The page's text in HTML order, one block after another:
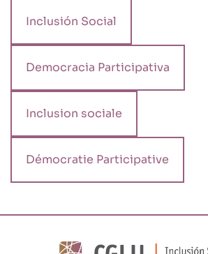
Inclusión Social
Democracia Participativa
Inclusion sociale
Démocratie Participative